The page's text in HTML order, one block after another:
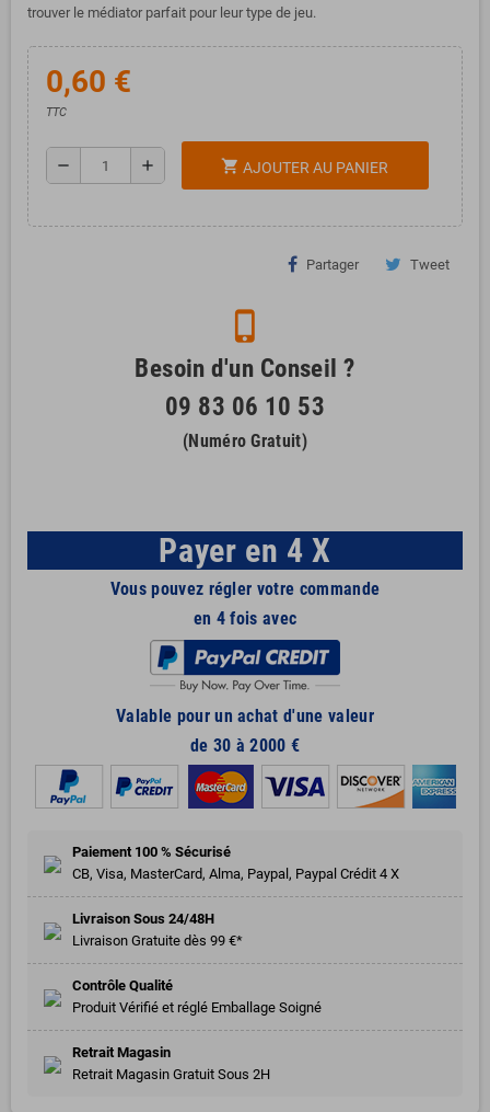
trouver le médiator parfait pour leur type de jeu.
0,60 €
TTC
remove add shopping_cart AJOUTER AU PANIER
Partager Tweet
phone_iphone
Besoin d'un Conseil ?
09 83 06 10 53
(Numéro Gratuit)
Payer en 4 X
Vous pouvez régler votre commande
en 4 fois avec
Valable pour un achat d'une valeur
de 30 à 2000 €
Paiement 100 % Sécurisé
CB, Visa, MasterCard, Alma, Paypal, Paypal Crédit 4 X
Livraison Sous 24/48H
Livraison Gratuite dès 99 €*
Contrôle Qualité
Produit Vérifié et réglé Emballage Soigné
Retrait Magasin
Retrait Magasin Gratuit Sous 2H